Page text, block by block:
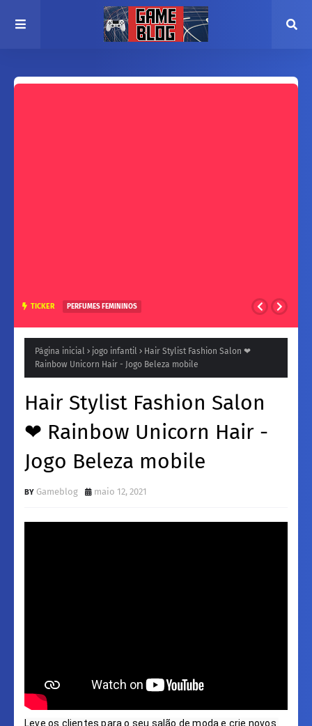
TICKER PERFUMES FEMININOS
Inesquecíveis
Página inicial jogo infantil
Hair Stylist Fashion Salon ❤
Rainbow Unicorn Hair - Jogo Beleza mobile
Hair Stylist Fashion Salon
❤ Rainbow Unicorn Hair -
Jogo Beleza mobile
Gameblog maio 12, 2021
Leve os clientes para o seu salão de moda e crie novos